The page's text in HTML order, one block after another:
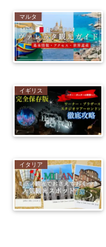
マルタ
イギリス
イタリア